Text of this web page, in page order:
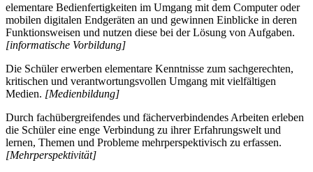
elementare Bedienfertigkeiten im Umgang mit dem Computer oder
mobilen digitalen Endgeräten an und gewinnen Einblicke in deren
Funktionsweisen und nutzen diese bei der Lösung von Aufgaben.
[informatische Vorbildung]
Die Schüler erwerben elementare Kenntnisse zum sachgerechten,
kritischen und verantwortungsvollen Umgang mit vielfältigen
Medien. [Medienbildung]
Durch fachübergreifendes und fächerverbindendes Arbeiten erleben
die Schüler eine enge Verbindung zu ihrer Erfahrungswelt und
lernen, Themen und Probleme mehrperspektivisch zu erfassen.
[Mehrperspektivität]